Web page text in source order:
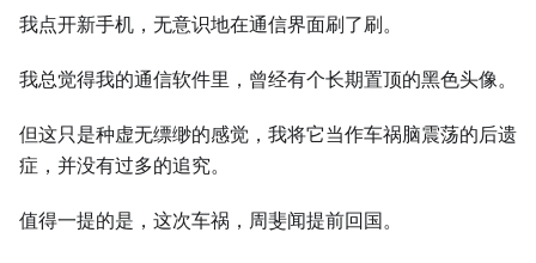
我点开新手机，无意识地在通信界面刷了刷。
我总觉得我的通信软件里，曾经有个长期置顶的黑色头像。
但这只是种虚无缥缈的感觉，我将它当作车祸脑震荡的后遗
症，并没有过多的追究。
值得一提的是，这次车祸，周斐闻提前回国。